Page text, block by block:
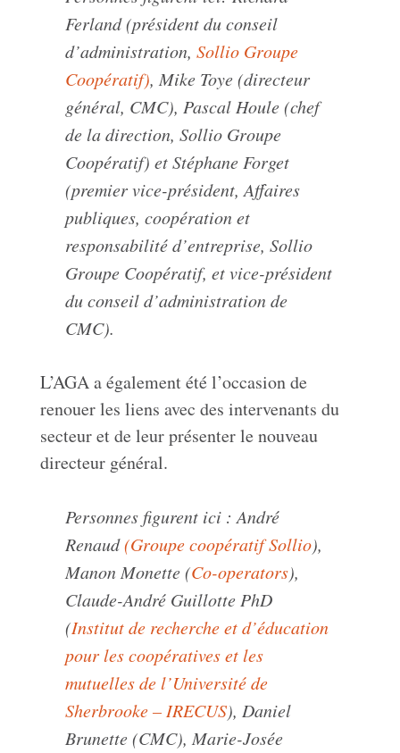
Ferland (président du conseil
d’administration,Sollio Groupe
Coopératif), Mike Toye (directeur
général, CMC), Pascal Houle (chef
de la direction,Sollio Groupe
Coopératif) et Stéphane Forget
(premier vice-président, Affaires
publiques, coopération et
responsabilité d’entreprise,Sollio
Groupe Coopératif, et vice-président
du conseil d’administration de
CMC).
L’AGA a également été l’occasion de
renouer les liens avec des intervenants du
secteur et de leur présenter le nouveau
directeur général.
Personnes figurent ici :André
Renaud(Groupe coopératifSollio),
Manon Monette (Co-operators),
Claude-André Guillotte PhD
(Institut de recherche et d’éducation
pourles coopératives et les
mutuelles de l’Université de
Sherbrooke – IRECUS), Daniel
Brunette (CMC), Marie-Josée